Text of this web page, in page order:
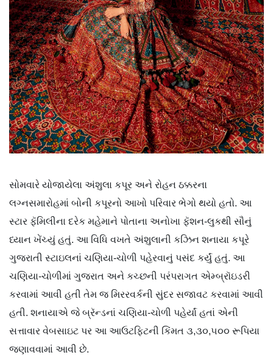
સોમવારે યોજાયેલા અંશુલા કપૂર અને રોહન ઠક્કરના
લગ્નસમારોહમાં બોની કપૂરનો આખો પરિવાર ભેગો થયો હતો. આ
સ્ટાર ફૅમિલીના દરેક મહેમાને પોતાના અનોખા ફૅશન-લુકથી સૌનું
ધ્યાન ખેંચ્યું હતું. આ વિધિ વખતે અંશુલાની કઝિન શનાયા કપૂરે
ગુજરાતી સ્ટાઇલનાં ચણિયા-ચોળી પહેરવાનું પસંદ કર્યું હતું. આ
ચણિયા-ચોળીમાં ગુજરાત અને કચ્છની પરંપરાગત એમ્બ્રૉઇડરી
કરવામાં આવી હતી તેમ જ મિરરવર્કની સુંદર સજાવટ કરવામાં આવી
હતી. શનાયાએ જે બ્રૅન્ડનાં ચણિયા-ચોળી પહેર્યાં હતાં એની
સત્તાવાર વેબસાઇટ પર આ આઉટફિટની કિંમત ૩,૩૦,૫૦૦ રૂપિયા
જણાવવામાં આવી છે.